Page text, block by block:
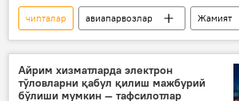
чипталар авиапарвозлар
Жамият
Сочи
Тошкент
Айрим хизматларда электрон
тўловларни қабул қилиш мажбурий
бўлиши мумкин — тафсилотлар